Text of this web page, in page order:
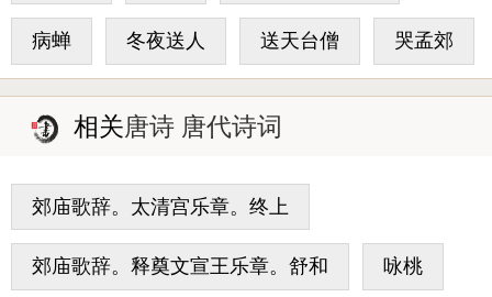
病蝉 冬夜送人 送天台僧 哭孟郊
相关唐诗 唐代诗词
郊庙歌辞。太清宫乐章。终上
郊庙歌辞。释奠文宣王乐章。舒和 咏桃